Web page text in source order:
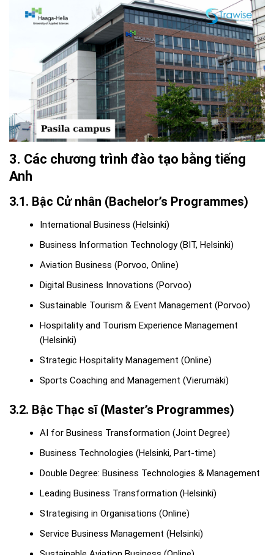
3. Các chương trình đào tạo bằng tiếng
Anh
3.1. Bậc Cử nhân (Bachelor’s Programmes)
International Business (Helsinki)
Business Information Technology (BIT, Helsinki)
Aviation Business (Porvoo, Online)
Digital Business Innovations (Porvoo)
Sustainable Tourism & Event Management (Porvoo)
Hospitality and Tourism Experience Management
(Helsinki)
Strategic Hospitality Management (Online)
Sports Coaching and Management (Vierumäki)
3.2. Bậc Thạc sĩ (Master’s Programmes)
AI for Business Transformation (Joint Degree)
Business Technologies (Helsinki, Part-time)
Double Degree: Business Technologies & Management
Leading Business Transformation (Helsinki)
Strategising in Organisations (Online)
Service Business Management (Helsinki)